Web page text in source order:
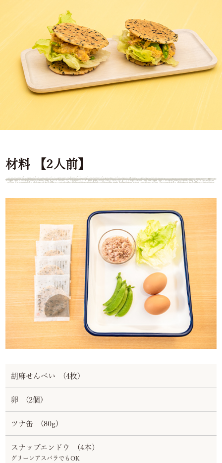
材料 【2人前】
胡麻せんべい (4枚)
卵 (2個)
ツナ缶 (80g)
スナップエンドウ (4本）
グリーンアスパラでもOK